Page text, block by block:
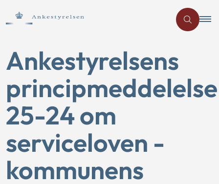
Ankestyrelsens
principmeddelelse
25-24 om
serviceloven -
kommunens